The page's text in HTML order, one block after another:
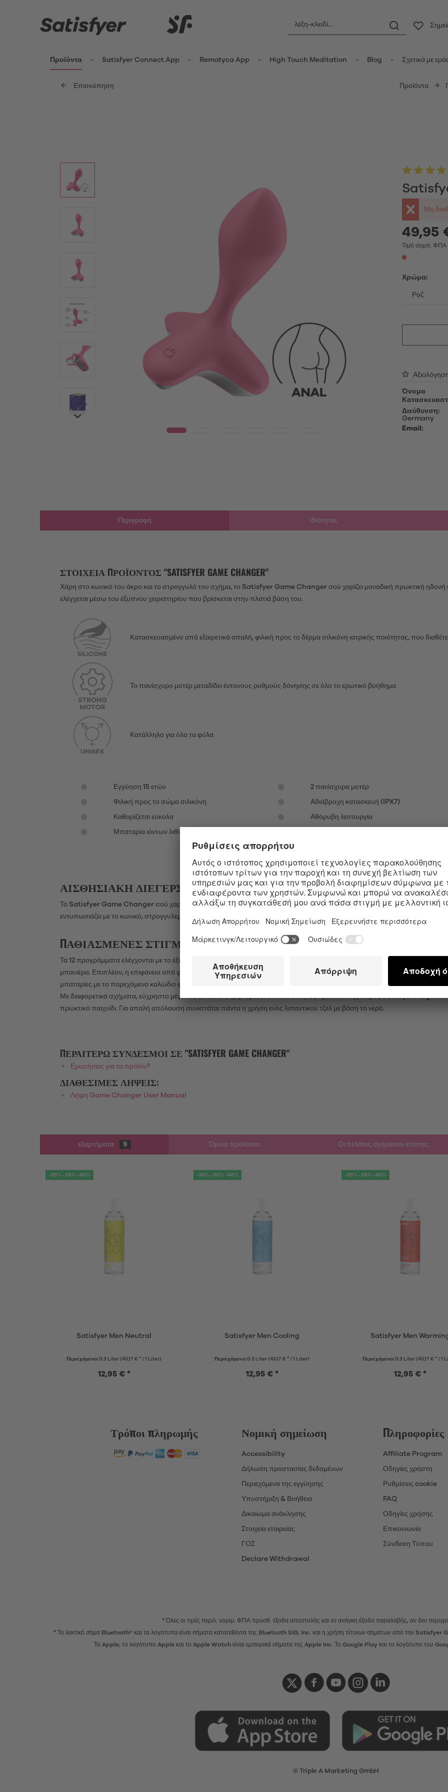
Προϊόντα Satisfyer Connect App Remotyca App High Touch Meditation Blog Σχετικά με
App Toys
Γυάλινοι δονητές
Ερωτικά βοηθήματα για ζευγάρια
Τεχνολογία Air Pulse
Κλειτοριδικά ερωτικά βοηθήματα
Δονητές rabbit-κουνελάκια
Panty Vibrators
Wearable Vibrators
Δονητές πολυτελείας
Vulva Toys
Συσκευές αυνανισμού
Δαχτυλίδια πέους
Καλώδια φόρτισης USB
Προϊόντα περιποίησης
Επισκόπηση Προϊόντα
Μη
49,95
Τιμή συμπ. ΦΠΑ
Χρώμα:
Όνομα
Διεύθυνση:
Germany
Email:
Περιγραφή Ιδιότητες
ΣΤΟΙΧΕΊΑ ΠΡΟΪΌΝΤΟΣ "SATISFYER GAME CHANGER"
Χάρη στο κωνικό του άκρο και το στρογγυλό του σχήμα, το Satisfyer Game Changer σού χαρίζει μοναδική πρωκτική ηδονή
ελέγχεται μέσω του έξυπνου χειριστηρίου που βρίσκεται στην πλατιά βάση του.
Κατασκευασμένο από εξαιρετικά απαλή, φιλική προς το δέρμα σιλικόνη ιατρικής ποιότητας, που διαθέτει
Το πανίσχυρο μοτέρ μεταδίδει έντονους ρυθμούς δόνησης σε όλο το ερωτικό βοήθημα
Κατάλληλο για όλα τα φύλα
Εγγύηση 15 ετών 2 πανίσχυρα μοτέρ
Φιλική προς το σώμα σιλικόνη Αδιάβροχη κατασκευή (IPX7)
Καθαρίζεται εύκολα Αθόρυβη λειτουργία
Μπαταρία ιόντων λιθίου
ΑΙΣΘΗΣΙΑΚΉ ΔΙΈΓΕΡΣΗ ΜΕ ΤΟ SATISFYER GAME CHANGER
Το Satisfyer Game Changer σού χαρίζει σαγηνευτική πρωκτική διέγερση και κορυφαία ευελιξία στο ερωτικό παιχνίδι. Η
εντυπωσιάζει με το κωνικό, στρογγυλεμένο άκρο της και μια διαιρεμένη βάση για ασφαλή χρήση και εύκολο χειρισμό. Το
ΠΑΘΙΑΣΜΈΝΕΣ ΣΤΙΓΜΈΣ ΜΕ ΤΟ GAME CHANGER
Τα 12 προγράμματα ελέγχονται με το έξυπνο κουμπί One Touch. Και επειδή το Satisfyer Game Changer είναι αδιάβροχο
μπανιέρα. Επιπλέον, η επιφάνεια από φιλική προς το σώμα σιλικόνη καθαρίζεται με ζεστό νερό και ήπιο σαπούνι. Και αν η
μπαταρίες με το παρεχόμενο καλώδιο φόρτισης USB.
Με διαφορετικά σχήματα, εύχρηστο μέγεθος και εύκολο χειρισμό, οι unisex δονητές πρωκτού της σειράς Satisfyer Plug
πρωκτικό παιχνίδι. Για απαλή απόλαυση συνιστάται πάντα η χρήση ενός λιπαντικού τζελ με βάση το νερό.
ΠΕΡΑΙΤΈΡΩ ΣΎΝΔΕΣΜΟΙ ΣΕ "SATISFYER GAME CHANGER"
Ερωτήσεις για το προϊόν?
ΔΙΑΘΈΣΙΜΕΣ ΛΉΨΕΙΣ:
Λήψη Game Changer User Manual
εξαρτήματα 9 Όμοια προϊόντα: Οι πελάτες αγόρασαν επίσης:
-20% -30% -40%
Satisfyer Men Neutral
Περιεχόμενο: 0.3 Liter (43,17 € * / 1 Liter)
12,95 € *
-20% -30% -40%
Satisfyer Men Cooling
Περιεχόμενο: 0.3 Liter (43,17 € * / 1 Liter)
12,95 € *
-20% -30% -40%
Satisfyer Men
Περιεχόμενο: 0.3 Liter (43,17 € * / 1
12,95 € *
Τρόποι πληρωμής Νομική σημείωση
Accessibility
Δήλωση προστασίας δεδομένων
Περιεχόμενα της εγγύησης
Υποστήριξη & Βοήθεια
Δικαίωμα ανάκλησης
Στοιχεία εταιρείας
ΓΟΣ
Declare Withdrawal
Πληροφορίες
Affiliate Program
Οδηγίες χρήστη
Ρυθμίσεις cookie
FAQ
Οδηγίες χρήσης
Επικοινωνία
Σύνδεση Τύπου
* Όλες οι τιμές περιλ. νομιμ. ΦΠΑ προσθ. έξοδα αποστολής και εν ανάγκη έξοδα παραλαβής, αν δεν
* Το λεκτικό σήμα Bluetooth® και τα λογότυπα είναι σήματα κατατεθέντα της Bluetooth SIG, Inc. και η χρήση τέτοιων σημάτων από την Satisfyer
Το Apple, το λογότυπο Apple και το Apple Watch είναι εμπορικά σήματα της Apple Inc. Το Google Play και το λογότυπο του
© Triple A Marketing GmbH